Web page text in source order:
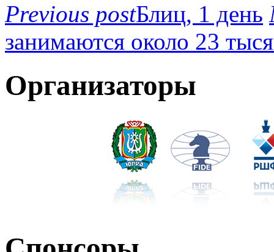
Previous postБлиц, 1 день
занимаются около 23
Организаторы